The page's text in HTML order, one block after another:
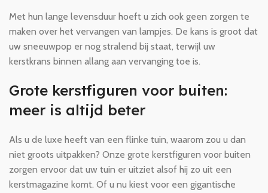
Met hun lange levensduur hoeft u zich ook geen zorgen te
maken over het vervangen van lampjes. De kans is groot dat
uw sneeuwpop er nog stralend bij staat, terwijl uw
kerstkrans binnen allang aan vervanging toe is.
Grote kerstfiguren voor buiten:
meer is altijd beter
Als u de luxe heeft van een flinke tuin, waarom zou u dan
niet groots uitpakken? Onze grote kerstfiguren voor buiten
zorgen ervoor dat uw tuin er uitziet alsof hij zo uit een
kerstmagazine komt. Of u nu kiest voor een gigantische